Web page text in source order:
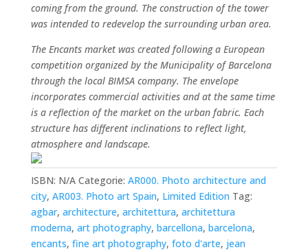
coming from the ground. The construction of the tower
was intended to redevelop the surrounding urban area.
The Encants market was created following a European
competition organized by the Municipality of Barcelona
through the local BIMSA company. The envelope
incorporates commercial activities and at the same time
is a reflection of the market on the urban fabric. Each
structure has different inclinations to reflect light,
atmosphere and landscape.
ISBN: N/A Categorie: AR000. Photo architecture and
city, AR003. Photo art Spain, Limited Edition Tag:
agbar, architecture, architettura, architettura
moderna, art photography, barcellona, barcelona,
encants, fine art photography, foto d'arte, jean